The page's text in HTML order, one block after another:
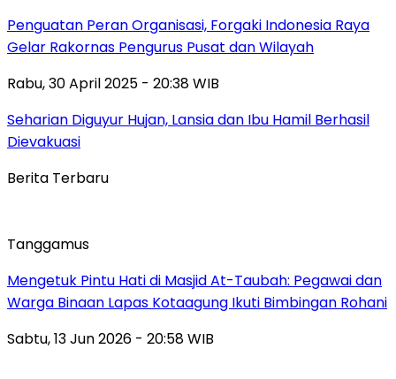
Penguatan Peran Organisasi, Forgaki Indonesia Raya
Gelar Rakornas Pengurus Pusat dan Wilayah
Rabu, 30 April 2025 - 20:38 WIB
Seharian Diguyur Hujan, Lansia dan Ibu Hamil Berhasil
Dievakuasi
Berita Terbaru
Tanggamus
Mengetuk Pintu Hati di Masjid At-Taubah: Pegawai dan
Warga Binaan Lapas Kotaagung Ikuti Bimbingan Rohani
Sabtu, 13 Jun 2026 - 20:58 WIB